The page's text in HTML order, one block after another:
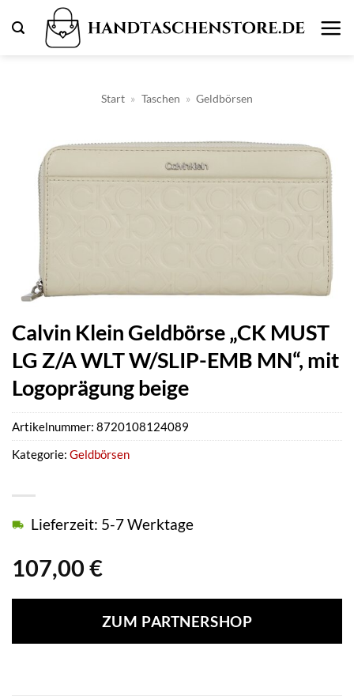
Inhalt
Start » Taschen » Geldbörsen
Calvin Klein Geldbörse „CK MUST
LG Z/A WLT W/SLIP-EMB MN“, mit
Logoprägung beige
107,00 €
Lieferzeit: 5-7 Werktage
ZUM PARTNERSHOP
Artikelnummer: 8720108124089
Kategorie: Geldbörsen